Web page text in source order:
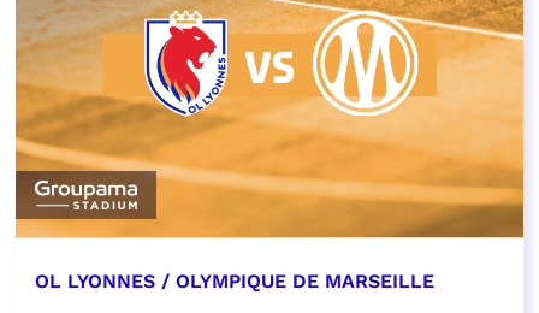
OL LYONNES / OLYMPIQUE DE MARSEILLE